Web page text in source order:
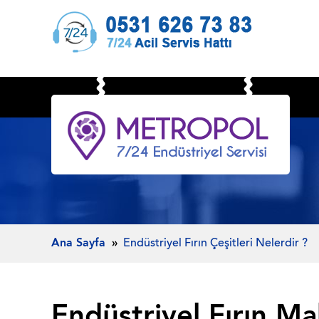
Ana Sayfa Endüstriyel Fırın Çeşitleri Nelerdir ?